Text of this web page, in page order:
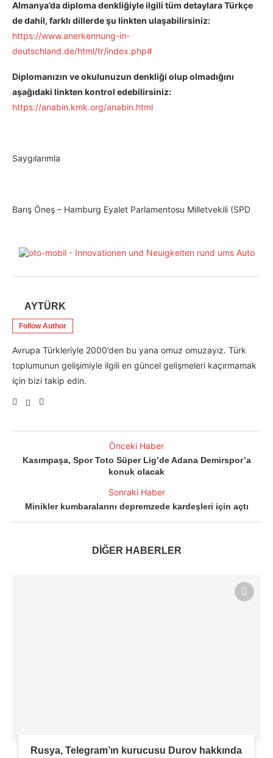
Almanya’da diploma denkliğiyle ilgili tüm detaylara Türkçe
de dahil, farklı dillerde şu linkten ulaşabilirsiniz:
https://www.anerkennung-in-
deutschland.de/html/tr/index.php#
Diplomanızın ve okulunuzun denkliği olup olmadığını
aşağıdaki linkten kontrol edebilirsiniz:
https://anabin.kmk.org/anabin.html
Saygılarımla
Barış Öneş – Hamburg Eyalet Parlamentosu Milletvekili (SPD
AYTÜRK
Follow Author
Avrupa Türkleriyle 2000’den bu yana omuz omuzayız. Türk
toplumunun gelişimiyle ilgili en güncel gelişmeleri kaçırmamak
için bizi takip edin.
Önceki Haber
Kasımpaşa, Spor Toto Süper Lig’de Adana Demirspor’a
konuk olacak
Sonraki Haber
Minikler kumbaralarını depremzede kardeşleri için açtı
DİĞER HABERLER
Rusya, Telegram’ın kurucusu Durov hakkında